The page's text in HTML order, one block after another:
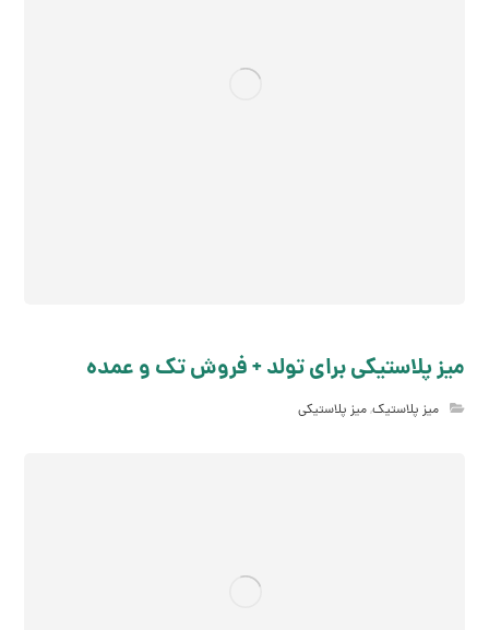
میز پلاستیکی برای تولد + فروش تک و عمده
میز پلاستیک,میز پلاستیکی